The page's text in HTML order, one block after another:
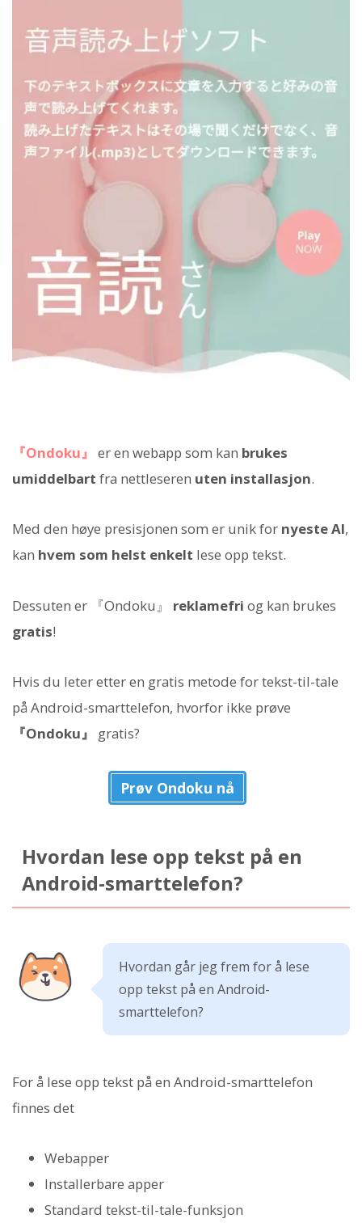
『Ondoku』 er en webapp som kan brukes
umiddelbart fra nettleseren uten installasjon.
Med den høye presisjonen som er unik for nyeste AI,
kan hvem som helst enkelt lese opp tekst.
Dessuten er 『Ondoku』 reklamefri og kan brukes
gratis!
Hvis du leter etter en gratis metode for tekst-til-tale
på Android-smarttelefon, hvorfor ikke prøve
『Ondoku』
gratis?
Prøv Ondoku nå
Hvordan lese opp tekst på en
Android-smarttelefon?
Hvordan går jeg frem for å lese
opp tekst på en Android-
smarttelefon?
For å lese opp tekst på en Android-smarttelefon
finnes det
Webapper
Installerbare apper
Standard tekst-til-tale-funksjon